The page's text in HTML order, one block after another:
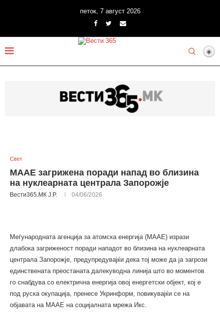
петок, 7 август 2026
Свет
МААЕ загрижена поради напад во близина
на нуклеарната централа Запорожје
Вести365.МК Ј.Р. 04/06/2026
Меѓународната агенција за атомска енергија (МААЕ) изрази
длабока загриженост поради нападот во близина на нуклеарната
централа Запорожје, предупредувајќи дека тој може да ја загрози
единствената преостаната далекуводна линија што во моментов
го снабдува со електрична енергија овој енергетски објект, кој е
под руска окупација, пренесе Укринформ, повикувајќи се на
објавата на МААЕ на социјалната мрежа Икс.